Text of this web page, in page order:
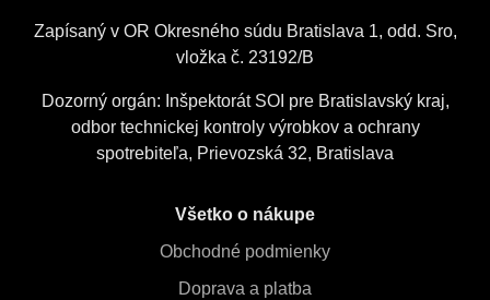
Zapísaný v OR Okresného súdu Bratislava 1, odd. Sro,
vložka č. 23192/B
Dozorný orgán: Inšpektorát SOI pre Bratislavský kraj,
odbor technickej kontroly výrobkov a ochrany
spotrebiteľa, Prievozská 32, Bratislava
Všetko o nákupe
Obchodné podmienky
Doprava a platba